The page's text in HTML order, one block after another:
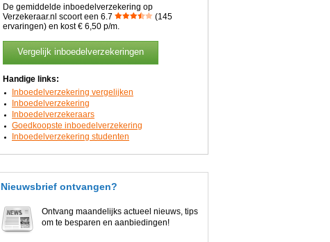
De gemiddelde inboedelverzekering op
Verzekeraar.nl scoort een 6.7
(145
ervaringen) en kost € 6,50 p/m.
Vergelijk inboedelverzekeringen
Handige links:
Inboedelverzekering vergelijken
Inboedelverzekering
Inboedelverzekeraars
Goedkoopste inboedelverzekering
Inboedelverzekering studenten
Nieuwsbrief ontvangen?
Ontvang maandelijks actueel nieuws, tips
om te besparen en aanbiedingen!